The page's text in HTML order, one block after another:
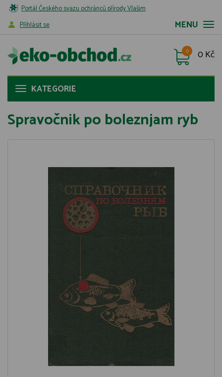
Portál Českého svazu ochránců přírody Vlašim
MENU
Příhlásit se
0 Kč
0
KATEGORIE
Spravočnik po boleznjam ryb